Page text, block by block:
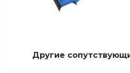
Другие